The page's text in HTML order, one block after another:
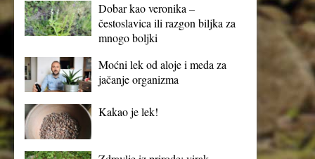
Dobar kao veronika –
čestoslavica ili razgon biljka za
mnogo boljki
Moćni lek od aloje i meda za
jačanje organizma
Kakao je lek!